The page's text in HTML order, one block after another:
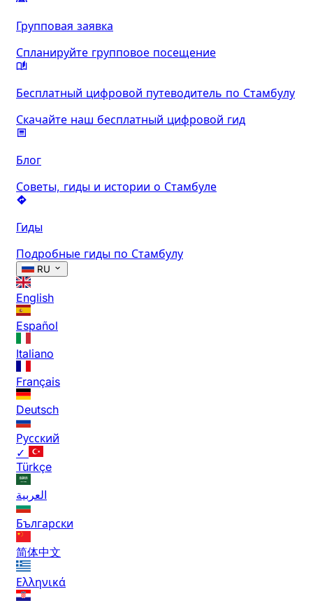
Групповая заявка
Спланируйте групповое посещение
Бесплатный цифровой путеводитель по Стамбулу
Скачайте наш бесплатный цифровой гид
Блог
Советы, гиды и истории о Стамбуле
Гиды
Подробные гиды по Стамбулу
RU
English
Español
Italiano
Français
Deutsch
Русский
✓
Türkçe
العربية
Български
简体中文
Ελληνικά